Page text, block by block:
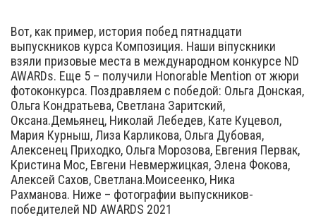
Вот, как пример, история побед пятнадцати
выпускников курса Композиция. Наши віпускники
взяли призовые места в международном конкурсе ND
AWARDs. Еще 5 – получили Honorable Mention от жюри
фотоконкурса. Поздравляем с победой: Ольга Донская,
Ольга Кондратьева, Светлана Заритский,
Оксана.Демьянец, Николай Лебедев, Кате Куцевол,
Мария Курныш, Лиза Карликова, Ольга Дубовая,
Алексенец Приходко, Ольга Морозова, Евгения Первак,
Кристина Мос, Евгени Невмержицкая, Элена Фокова,
Алексей Сахов, Светлана.Моисеенко, Ника
Рахманова. Ниже – фотографии выпускников-
победителей ND AWARDS 2021